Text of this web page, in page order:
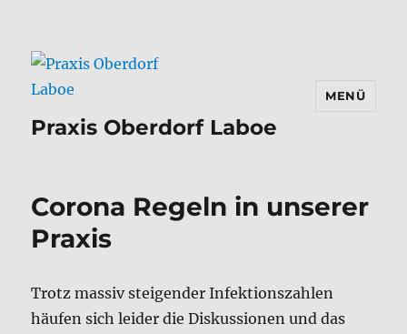
Praxis Oberdorf Laboe
MENÜ
Corona Regeln in unserer
Praxis
Trotz massiv steigender Infektionszahlen
häufen sich leider die Diskussionen und das